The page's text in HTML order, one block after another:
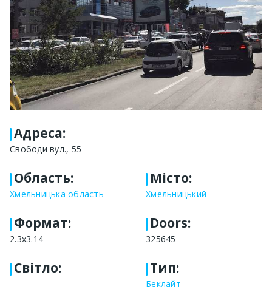
Адреса:
Свободи вул., 55
Область:
Хмельницька область
Місто:
Хмельницький
Формат:
2.3x3.14
Doors:
325645
Світло:
-
Тип:
Беклайт